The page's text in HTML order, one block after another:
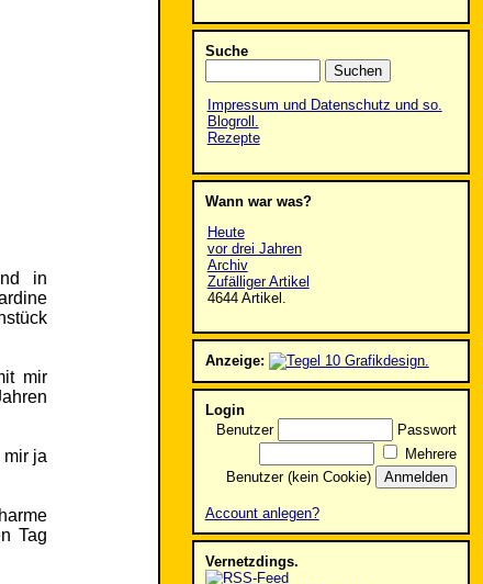
in
mir
ja
Tag
Suche
Impressum und Datenschutz und so.
Blogroll.
Rezepte
Wann war was?
Heute
vor drei Jahren
Archiv
Zufälliger Artikel
4644 Artikel.
Anzeige:
Login
Benutzer
Passwort
Mehrere
Benutzer (kein Cookie)
Account anlegen?
Vernetzdings.